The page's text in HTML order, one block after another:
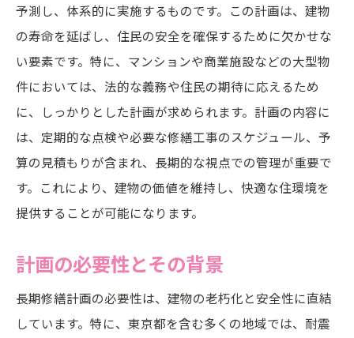
実施段階でのモニタリング方法
成功事例に基づく施策の実行
住民の声を活かす長期修繕計画のコミュニケー
ション戦略
住民との信頼関係構築のための方法
透明性のある情報共有の重要性
意見収集のための効果的な手段
術
成功事例に見る住民との対話戦略
計画変更時の住民への説明方法
予測し、体系的に実施するものです。この計画は、建物
の寿命を延ばし、住民の安全を確保するために欠かせな
い要素です。特に、マンションや商業施設などの大型物
件においては、法的な義務や住民の期待に応えるため
に、しっかりとした計画が求められます。計画の内容に
は、定期的な点検や必要な修繕工事のスケジュール、予
算の見積もりが含まれ、長期的な視点での管理が重要で
す。これにより、建物の価値を維持し、快適な住環境を
提供することが可能になります。
計画の必要性とその背景
長期修繕計画の必要性は、建物の老朽化と安全性に直結
しています。特に、東京都を含む多くの地域では、耐震